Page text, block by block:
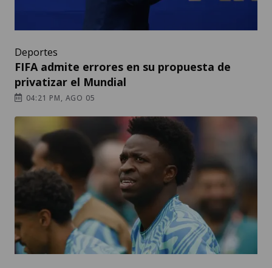
Deportes
FIFA admite errores en su propuesta de
privatizar el Mundial
04:21 PM, AGO 05